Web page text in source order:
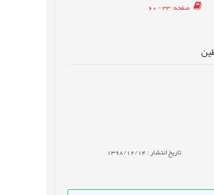
صفحه: 33 - 60
تاریخ انتشار : 1398/12/14